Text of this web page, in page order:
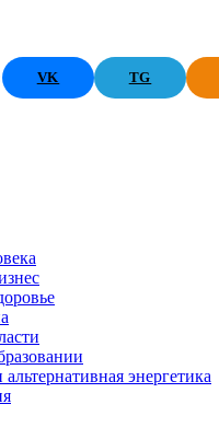
VK TG
энергетика